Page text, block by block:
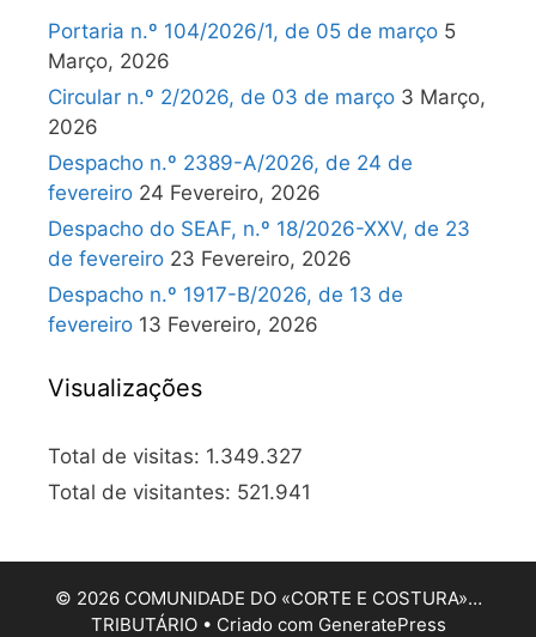
Portaria n.º 104/2026/1, de 05 de março 5
Março, 2026
Circular n.º 2/2026, de 03 de março 3 Março,
2026
Despacho n.º 2389-A/2026, de 24 de
fevereiro 24 Fevereiro, 2026
Despacho do SEAF, n.º 18/2026-XXV, de 23
de fevereiro 23 Fevereiro, 2026
Despacho n.º 1917-B/2026, de 13 de
fevereiro 13 Fevereiro, 2026
Visualizações
Total de visitas: 1.349.327
Total de visitantes: 521.941
© 2026 COMUNIDADE DO «CORTE E COSTURA»…
TRIBUTÁRIO• Criado com GeneratePress